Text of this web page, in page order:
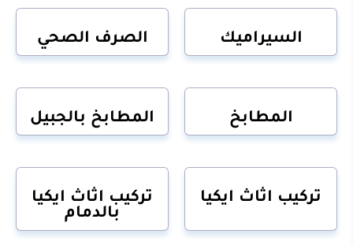
السيراميك الصرف الصحي
المطابخ المطابخ بالجبيل
تركيب اثاث ايكيا
تركيب اثاث ايكيا
بالدمام